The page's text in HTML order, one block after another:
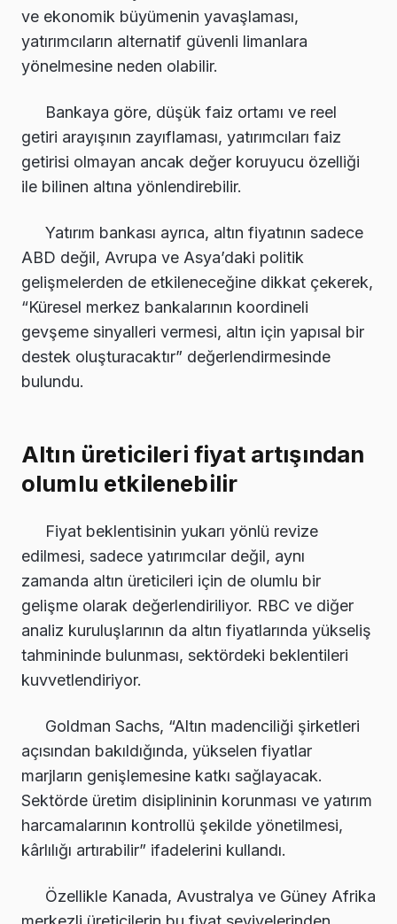
ve ekonomik büyümenin yavaşlaması,
yatırımcıların alternatif güvenli limanlara
yönelmesine neden olabilir.
Bankaya göre, düşük faiz ortamı ve reel
getiri arayışının zayıflaması, yatırımcıları faiz
getirisi olmayan ancak değer koruyucu özelliği
ile bilinen altına yönlendirebilir.
Yatırım bankası ayrıca, altın fiyatının sadece
ABD değil, Avrupa ve Asya’daki politik
gelişmelerden de etkileneceğine dikkat çekerek,
“Küresel merkez bankalarının koordineli
gevşeme sinyalleri vermesi, altın için yapısal bir
destek oluşturacaktır” değerlendirmesinde
bulundu.
Altın üreticileri fiyat artışından
olumlu etkilenebilir
Fiyat beklentisinin yukarı yönlü revize
edilmesi, sadece yatırımcılar değil, aynı
zamanda altın üreticileri için de olumlu bir
gelişme olarak değerlendiriliyor. RBC ve diğer
analiz kuruluşlarının da altın fiyatlarında yükseliş
tahmininde bulunması, sektördeki beklentileri
kuvvetlendiriyor.
Goldman Sachs, “Altın madenciliği şirketleri
açısından bakıldığında, yükselen fiyatlar
marjların genişlemesine katkı sağlayacak.
Sektörde üretim disiplininin korunması ve yatırım
harcamalarının kontrollü şekilde yönetilmesi,
kârlılığı artırabilir” ifadelerini kullandı.
Özellikle Kanada, Avustralya ve Güney Afrika